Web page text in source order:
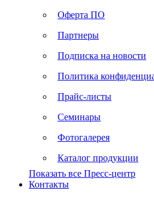
Оферта ПО
Партнеры
Подписка на новости
Политика
Прайс-листы
Семинары
Фотогалерея
Каталог продукции
Показать все Пресс-центр
Контакты